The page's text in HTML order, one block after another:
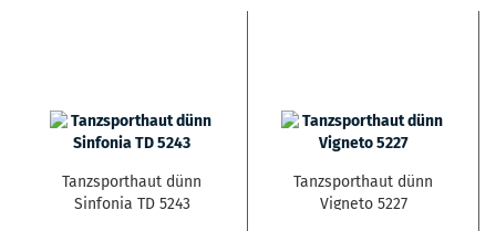
Tanzsporthaut dünn
Sinfonia TD 5243
Tanzsporthaut dünn
Vigneto 5227